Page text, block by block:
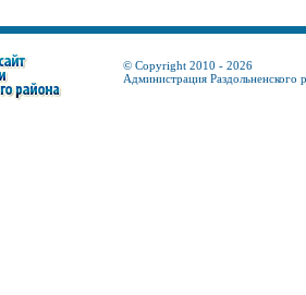
© Copyright 2010 - 2026
Администрация Раздольненского